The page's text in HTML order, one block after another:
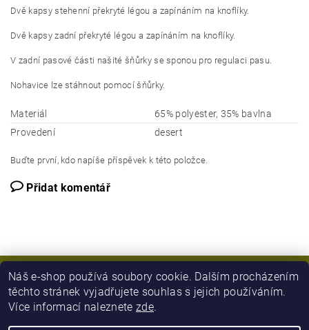
Dvě kapsy stehenní překryté légou a zapínáním na knoflíky.
Dvě kapsy zadní překryté légou a zapínáním na knoflíky.
V zadní pasové části našité šňůrky se sponou pro regulaci pasu.
Nohavice lze stáhnout pomocí šňůrky.
Materiál
65% polyester, 35% bavlna
Provedení
desert
Buďte první, kdo napíše příspěvek k této položce.
Přidat komentář
Náš e-shop používá soubory cookie. Dalším procházením
těchto stránek vyjadřujete souhlas s jejich používáním.
Více informací naleznetezde.